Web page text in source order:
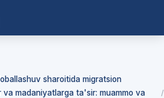
sharoitida migratsion
madaniyatlarga ta'sir: muammo va
/